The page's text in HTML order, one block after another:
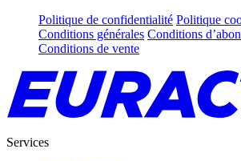
Politique de confidentialité Politique
Conditions générales Conditions
Conditions de vente
Services